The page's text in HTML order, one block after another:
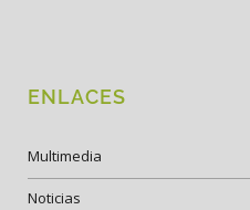
ENLACES
Multimedia
Noticias